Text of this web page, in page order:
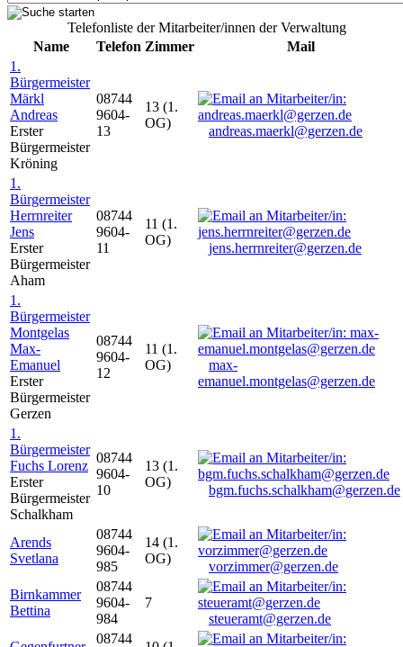
Telefonliste der Mitarbeiter/innen der Verwaltung
Name
Telefon Zimmer
Mail
1.
Bürgermeister
Märkl
Andreas
Erster
Bürgermeister
Kröning
08744
9604-
13
13 (1.
OG)
andreas.maerkl@gerzen.de
1.
Bürgermeister
Herrnreiter
Jens
Erster
Bürgermeister
Aham
08744
9604-
11
11 (1.
OG)
jens.herrnreiter@gerzen.de
1.
Bürgermeister
Montgelas
Max-
Emanuel
Erster
Bürgermeister
Gerzen
08744
9604-
12
11 (1.
OG)
max-
emanuel.montgelas@gerzen.de
1.
Bürgermeister
Fuchs Lorenz
Erster
Bürgermeister
Schalkham
08744
9604-
10
13 (1.
OG)
bgm.fuchs.schalkham@gerzen.de
Arends
Svetlana
08744
9604-
985
14 (1.
OG)
vorzimmer@gerzen.de
Birnkammer
Bettina
08744
9604-
984
7
steueramt@gerzen.de
08744